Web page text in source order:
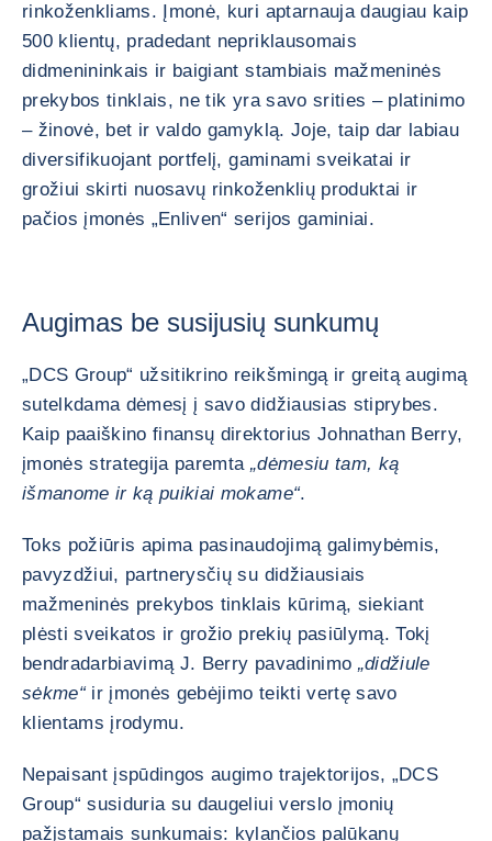
rinkoženkliams. Įmonė, kuri aptarnauja daugiau kaip
500 klientų, pradedant nepriklausomais
didmenininkais ir baigiant stambiais mažmeninės
prekybos tinklais, ne tik yra savo srities – platinimo
– žinovė, bet ir valdo gamyklą. Joje, taip dar labiau
diversifikuojant portfelį, gaminami sveikatai ir
grožiui skirti nuosavų rinkoženklių produktai ir
pačios įmonės „Enliven“ serijos gaminiai.
Augimas be susijusių sunkumų
„DCS Group“ užsitikrino reikšmingą ir greitą augimą
sutelkdama dėmesį į savo didžiausias stiprybes.
Kaip paaiškino finansų direktorius Johnathan Berry,
įmonės strategija paremta „dėmesiu tam, ką
išmanome ir ką puikiai mokame“.
Toks požiūris apima pasinaudojimą galimybėmis,
pavyzdžiui, partnerysčių su didžiausiais
mažmeninės prekybos tinklais kūrimą, siekiant
plėsti sveikatos ir grožio prekių pasiūlymą. Tokį
bendradarbiavimą J. Berry pavadinimo „didžiule
sėkme“ ir įmonės gebėjimo teikti vertę savo
klientams įrodymu.
Nepaisant įspūdingos augimo trajektorijos, „DCS
Group“ susiduria su daugeliui verslo įmonių
pažįstamais sunkumais: kylančios palūkanų